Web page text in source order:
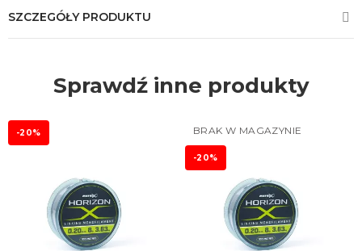
SZCZEGÓŁY PRODUKTU
Sprawdź inne produkty
-20% BRAK W MAGAZYNIE
-20%